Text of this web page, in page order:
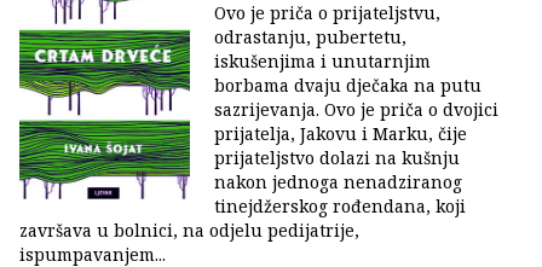
Ovo je priča o prijateljstvu,
odrastanju, pubertetu,
iskušenjima i unutarnjim
borbama dvaju dječaka na putu
sazrijevanja. Ovo je priča o dvojici
prijatelja, Jakovu i Marku, čije
prijateljstvo dolazi na kušnju
nakon jednoga nenadziranog
tinejdžerskog rođendana, koji
završava u bolnici, na odjelu pedijatrije,
ispumpavanjem...